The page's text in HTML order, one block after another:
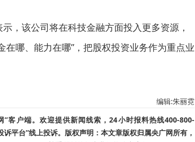
该公司将在科技金融方面投入更多资源，
在哪、能力在哪”，把股权投资业务作为重点业
编辑:朱丽霓
客户端。欢迎提供新闻线索，24小时报料热线400-800-
平台”线上投诉。版权声明：本文章版权归属央广网所有，